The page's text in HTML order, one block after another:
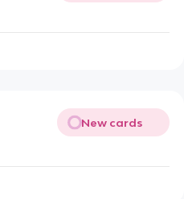
New cards